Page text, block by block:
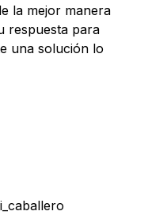
la mejor manera
respuesta para
una solución lo